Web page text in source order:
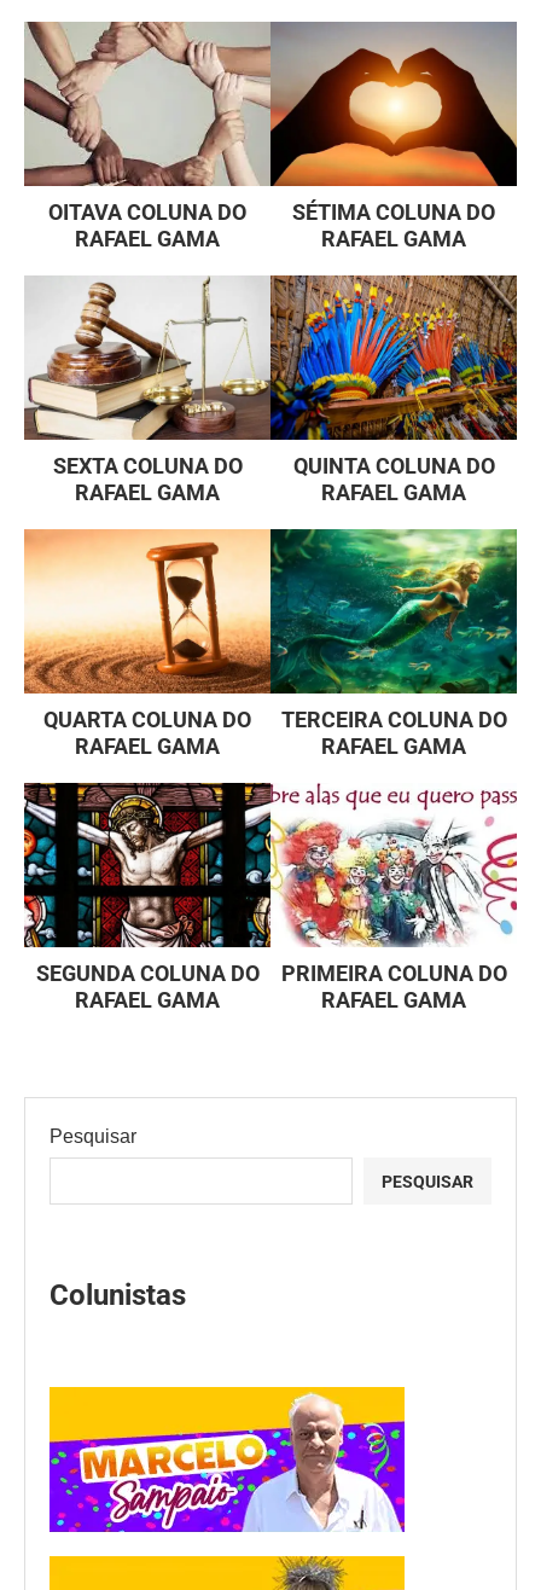
OITAVA COLUNA DO
RAFAEL GAMA
SÉTIMA COLUNA DO
RAFAEL GAMA
SEXTA COLUNA DO
RAFAEL GAMA
QUINTA COLUNA DO
RAFAEL GAMA
QUARTA COLUNA DO
RAFAEL GAMA
TERCEIRA COLUNA DO
RAFAEL GAMA
SEGUNDA COLUNA DO
RAFAEL GAMA
PRIMEIRA COLUNA DO
RAFAEL GAMA
Pesquisar
PESQUISAR
Colunistas